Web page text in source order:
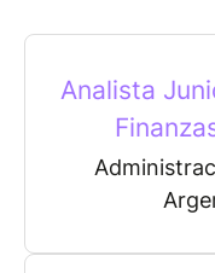
Analista